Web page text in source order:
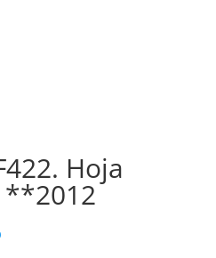
Hoja
**2012